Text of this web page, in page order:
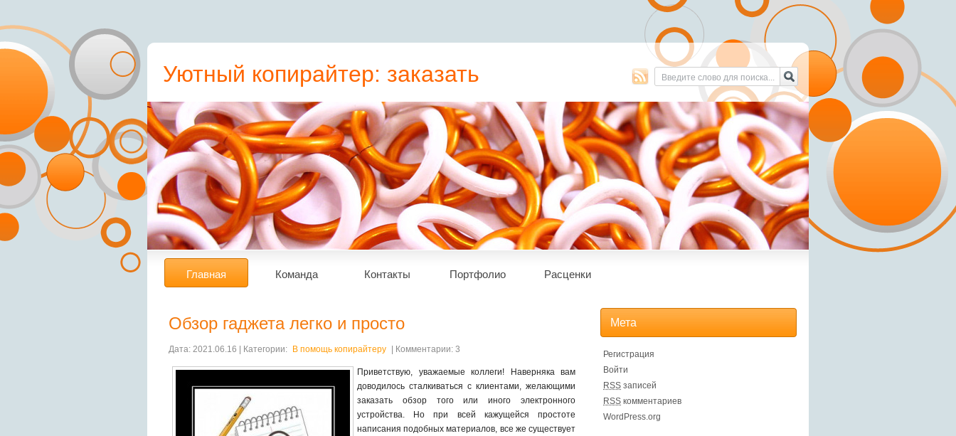
Уютный копирайтер: заказать
пресс-релиз, статьи, рерайт
Главная Команда Контакты Портфолио Расценки
Обзор гаджета легко и просто
Дата: 2021.06.16 | Категории: В помощь копирайтеру | Комментарии: 3
Приветствую, уважаемые коллеги! Наверняка вам
доводилось сталкиваться с клиентами, желающими
заказать обзор того или иного электронного
устройства. Но при всей кажущейся простоте
написания подобных материалов, все же существует
Мета
Регистрация
Войти
RSS записей
RSS комментариев
WordPress.org